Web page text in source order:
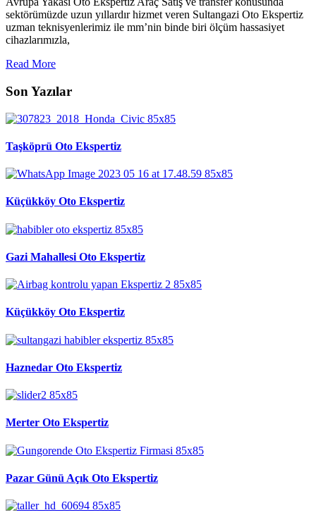
sektörümüzde uzun yıllardır hizmet veren Sultangazi Oto Ekspertiz
uzman teknisyenlerimiz ile mm’nin binde biri ölçüm hassasiyet
cihazlarımızla,
Read More
Son Yazılar
Taşköprü Oto Ekspertiz
Küçükköy Oto Ekspertiz
Gazi Mahallesi Oto Ekspertiz
Küçükköy Oto Ekspertiz
Haznedar Oto Ekspertiz
Merter Oto Ekspertiz
Pazar Günü Açık Oto Ekspertiz